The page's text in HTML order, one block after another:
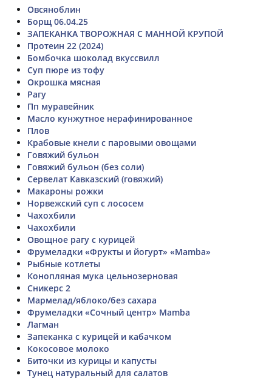
Овсяноблин
Борщ 06.04.25
ЗАПЕКАНКА ТВОРОЖНАЯ С МАННОЙ КРУПОЙ
Протеин 22 (2024)
Бомбочка шоколад вкуссвилл
Суп пюре из тофу
Окрошка мясная
Рагу
Пп муравейник
Масло кунжутное нерафинированное
Плов
Крабовые кнели с паровыми овощами
Говяжий бульон
Говяжий бульон (без соли)
Сервелат Кавказский (говяжий)
Макароны рожки
Норвежский суп с лососем
Чахохбили
Чахохбили
Овощное рагу с курицей
Фрумеладки «Фрукты и йогурт» «Mamba»
Рыбные котлеты
Конопляная мука цельнозерновая
Сникерс 2
Мармелад/яблоко/без сахара
Фрумеладки «Сочный центр» Mamba
Лагман
Запеканка с курицей и кабачком
Кокосовое молоко
Биточки из курицы и капусты
Тунец натуральный для салатов